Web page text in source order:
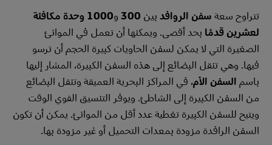
تتراوح سعةسفن الروافدبين 300و
1000 وحدة مكافئة
لعشرين قدمًا بحد أقصى. ويمكنها أن تعمل في الموانئ
الصغيرة التي لا يمكن لسفن الحاويات كبيرة الحجم أن ترسو
فيها. وهي تنقل البضائع إلى هذه السفن الكبيرة، المشار إليها
باسمالسفن الأم، في المراكز البحرية العميقة وتنقل البضائع
من السفن الكبيرة إلى الشاطئ. ويوفر التنسيق القوي الوقت
ويتيح للسفن الكبيرة تغطية عدد أقل من الموانئ. يمكن أن تكون
السفن الرافدة مزودة بمعدات التحميل أو غير مزودة بها.